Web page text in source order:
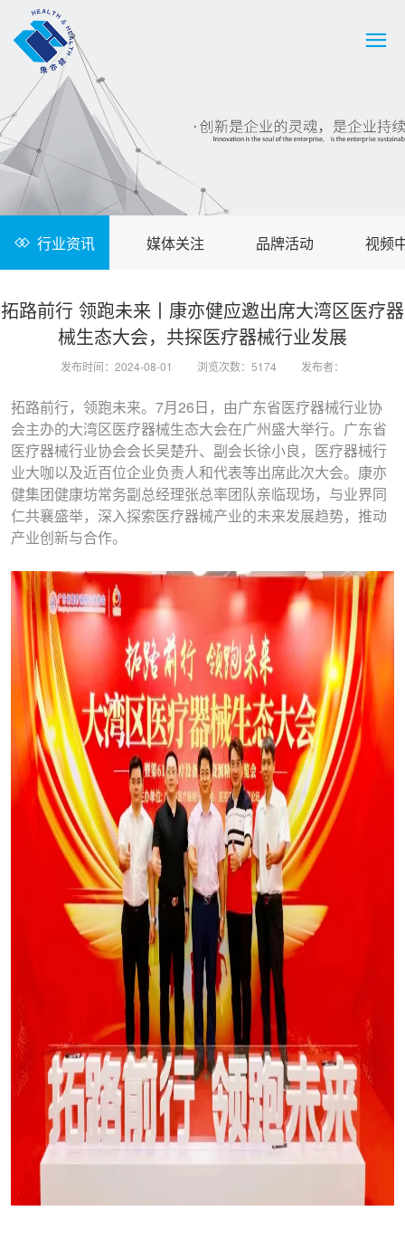
行业资讯 媒体关注 品牌活动 视频
拓路前行 领跑未来丨康亦健应邀出席大湾区医疗器
械生态大会，共探医疗器械行业发展
发布时间：2024-08-01 浏览次数：5174 发布者：
拓路前行，领跑未来。7月26日，由广东省医疗器械行业协
会主办的大湾区医疗器械生态大会在广州盛大举行。广东省
医疗器械行业协会会长吴楚升、副会长徐小良，医疗器械行
业大咖以及近百位企业负责人和代表等出席此次大会。康亦
健集团健康坊常务副总经理张总率团队亲临现场，与业界同
仁共襄盛举，深入探索医疗器械产业的未来发展趋势，推动
产业创新与合作。